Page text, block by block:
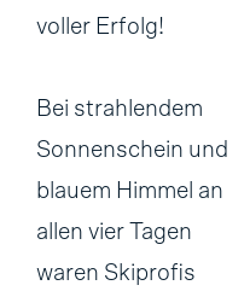
voller Erfolg!
Bei strahlendem
Sonnenschein und
blauem Himmel an
allen vier Tagen
waren Skiprofis